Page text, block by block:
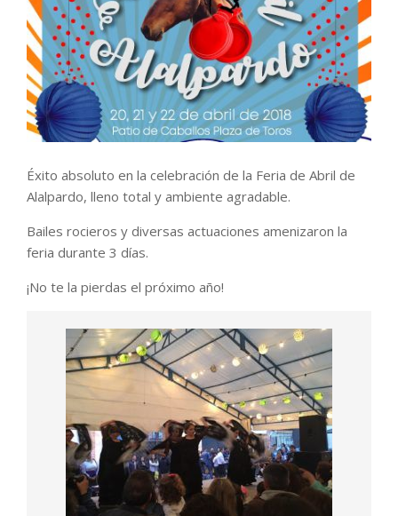
Éxito absoluto en la celebración de la Feria de Abril de
Alalpardo, lleno total y ambiente agradable.
Bailes rocieros y diversas actuaciones amenizaron la
feria durante 3 días.
¡No te la pierdas el próximo año!